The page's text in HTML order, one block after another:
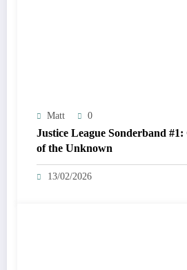
Matt 0
Justice League Sonderband #1:
of the Unknown
13/02/2026